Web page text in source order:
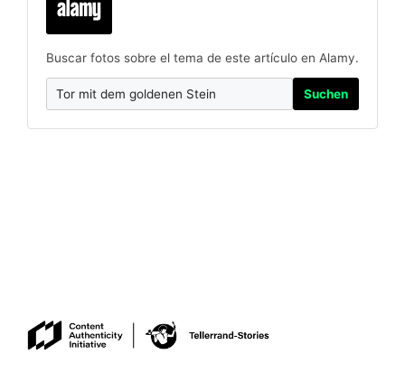
Buscar fotos sobre el tema de este artículo en Alamy.
Suchen